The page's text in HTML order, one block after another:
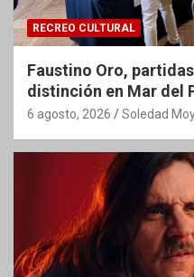
RECREO CULTURAL
Faustino Oro,
distinción en Mar del
6 agosto, 2026 Soledad